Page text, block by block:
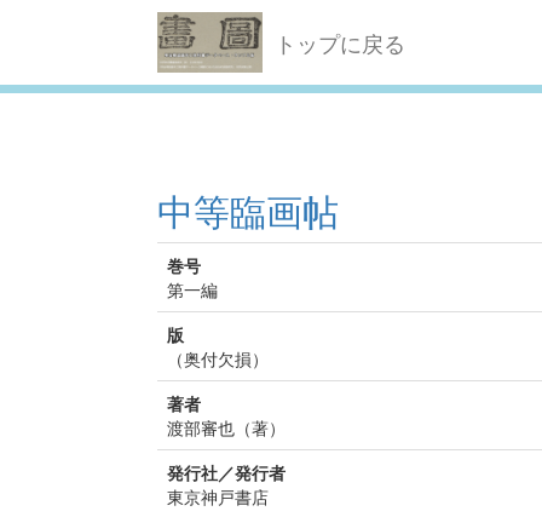
トップに戻る
中等臨画帖
巻号
第一編
版
（奥付欠損）
著者
渡部審也（著）
発行社／発行者
東京神戸書店